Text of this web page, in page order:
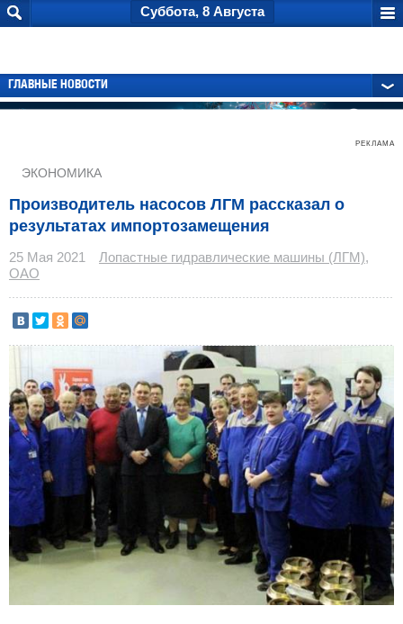
Суббота, 8 Августа
ГЛАВНЫЕ НОВОСТИ
РЕКЛАМА
ЭКОНОМИКА
Производитель насосов ЛГМ рассказал о
результатах импортозамещения
25 Мая 2021
Лопастные гидравлические машины (ЛГМ),
ОАО